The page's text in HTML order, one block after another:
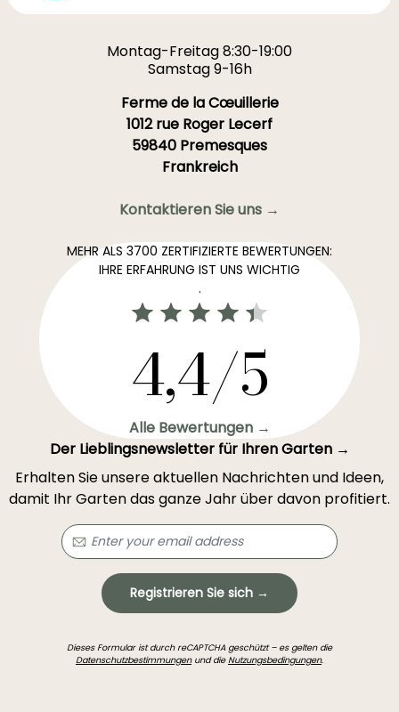
Montag-Freitag 8:30-19:00
Samstag 9-16h
Ferme de la Cœuillerie
1012 rue Roger Lecerf
59840 Premesques
Frankreich
Kontaktieren Sie uns →
MEHR ALS 3700 ZERTIFIZIERTE BEWERTUNGEN:
IHRE ERFAHRUNG IST UNS WICHTIG
.
4,4/5
Alle Bewertungen →
Der Lieblingsnewsletter für Ihren Garten →
Erhalten Sie unsere aktuellen Nachrichten und Ideen,
damit Ihr Garten das ganze Jahr über davon profitiert.
Registrieren Sie sich →
Dieses Formular ist durch reCAPTCHA geschützt – es gelten die
Datenschutzbestimmungenund dieNutzungsbedingungen.